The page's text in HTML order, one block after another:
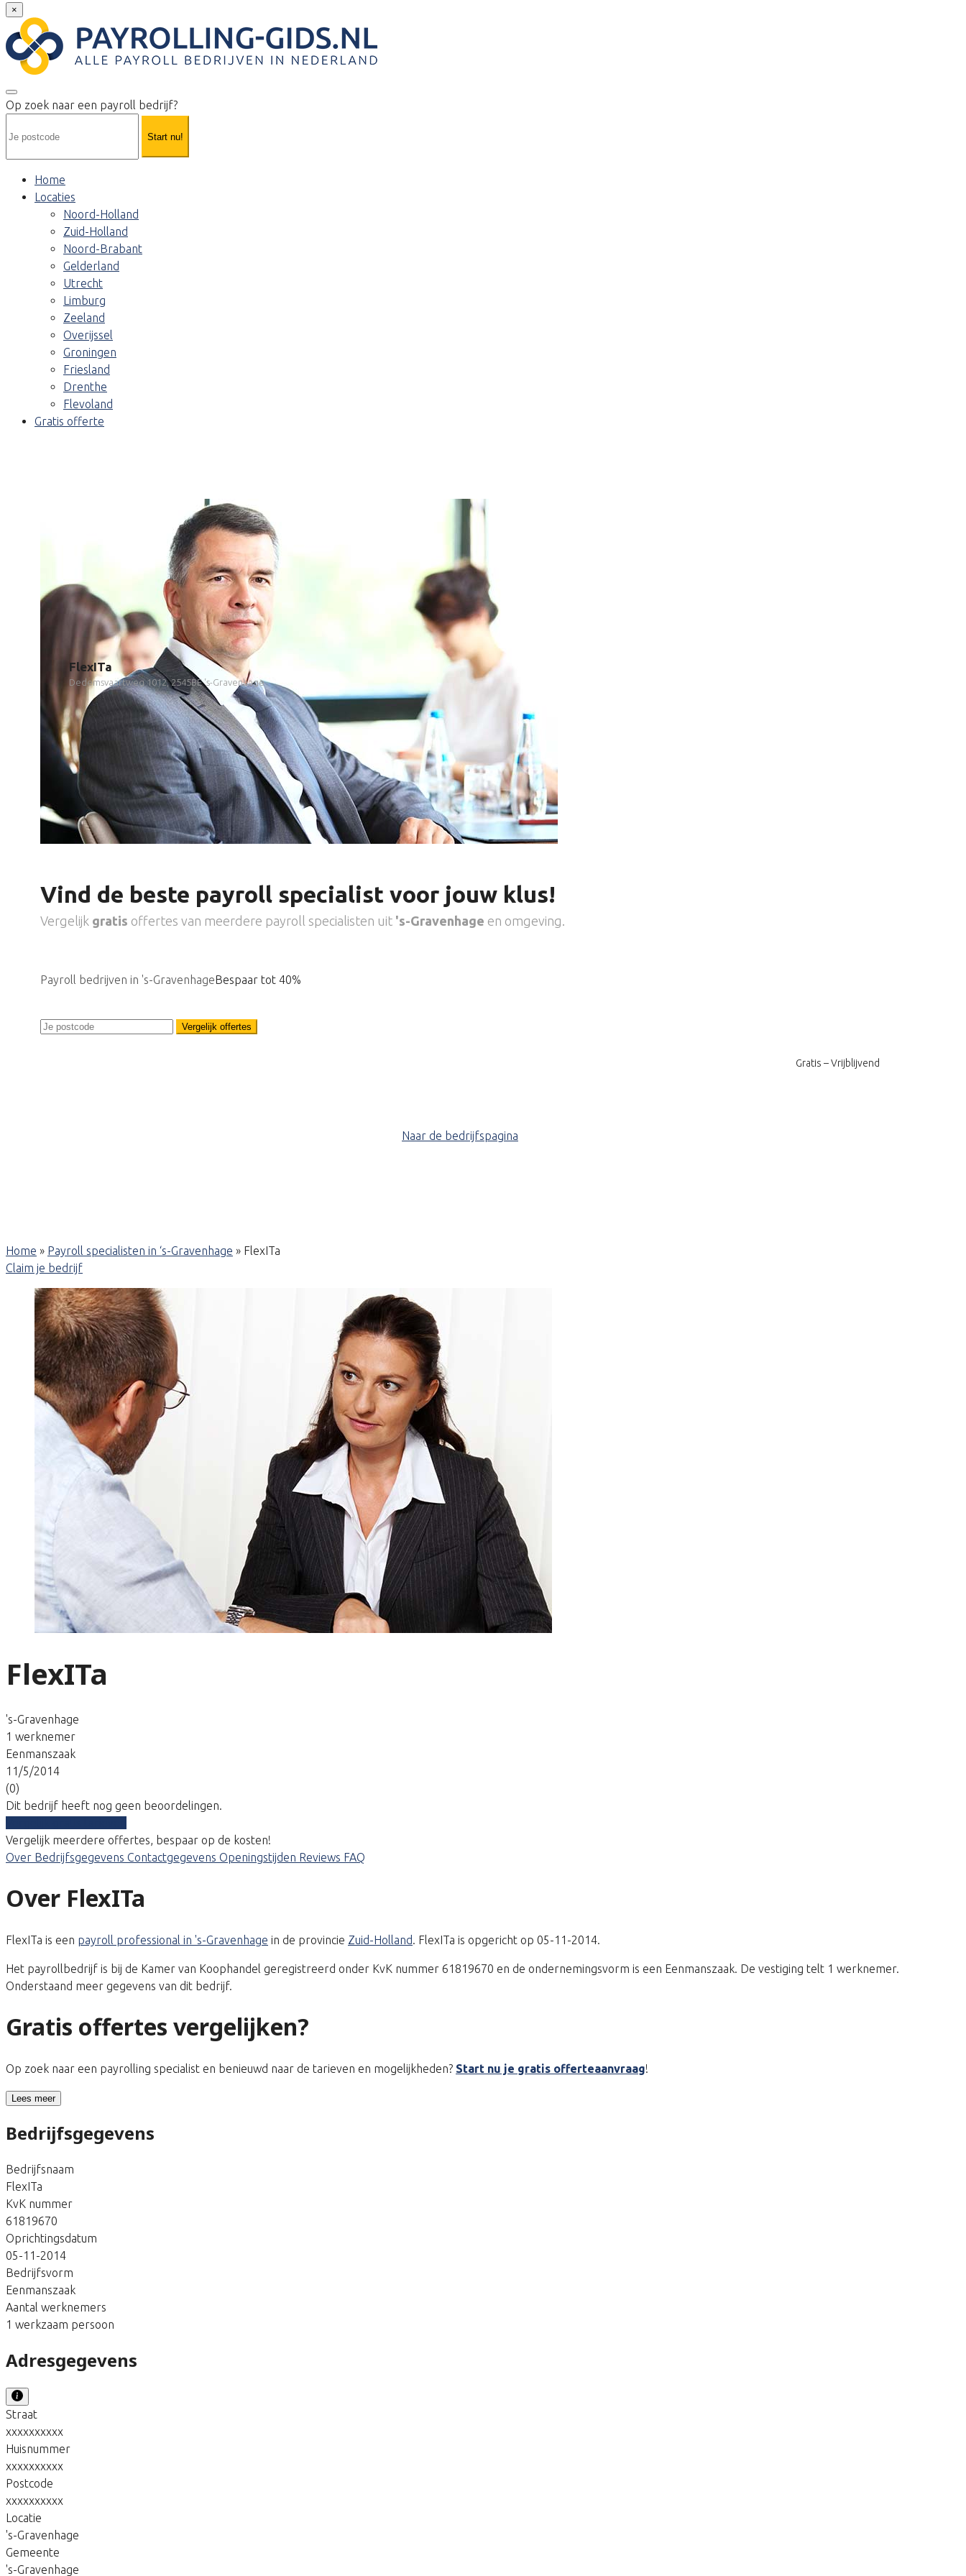
×
Op zoek naar een payroll bedrijf?
Start nu!
Home
Locaties
Noord-Holland
Zuid-Holland
Noord-Brabant
Gelderland
Utrecht
Limburg
Zeeland
Overijssel
Groningen
Friesland
Drenthe
Flevoland
Gratis offerte
FlexITa
Dedemsvaartweg 1012, 2545BE 's-Gravenhage
Vind de beste payroll specialist voor jouw klus!
Vergelijk gratis offertes van meerdere payroll specialisten uit 's-Gravenhage en omgeving.
Payroll bedrijven in 's-GravenhageBespaar tot 40%
Vergelijk offertes
Gratis – Vrijblijvend
Naar de bedrijfspagina
Home » Payroll specialisten in ‘s-Gravenhage » FlexITa
Claim je bedrijf
FlexITa
's-Gravenhage
1 werknemer
Eenmanszaak
11/5/2014
(0)
Dit bedrijf heeft nog geen beoordelingen.
Vergelijk meerdere offertes, bespaar op de kosten!
Over Bedrijfsgegevens Contactgegevens Openingstijden Reviews FAQ
Over FlexITa
FlexITa is een payroll professional in 's-Gravenhage in de provincie Zuid-Holland. FlexITa is opgericht op 05-11-2014.
Het payrollbedrijf is bij de Kamer van Koophandel geregistreerd onder KvK nummer 61819670 en de ondernemingsvorm is een Eenmanszaak. De vestiging telt 1 werknemer.
Onderstaand meer gegevens van dit bedrijf.
Gratis offertes vergelijken?
Op zoek naar een payrolling specialist en benieuwd naar de tarieven en mogelijkheden? Start nu je gratis offerteaanvraag!
Lees meer
Bedrijfsgegevens
Bedrijfsnaam
FlexITa
KvK nummer
61819670
Oprichtingsdatum
05-11-2014
Bedrijfsvorm
Eenmanszaak
Aantal werknemers
1 werkzaam persoon
Adresgegevens
Straat
xxxxxxxxxx
Huisnummer
xxxxxxxxxx
Postcode
xxxxxxxxxx
Locatie
's-Gravenhage
Gemeente
's-Gravenhage